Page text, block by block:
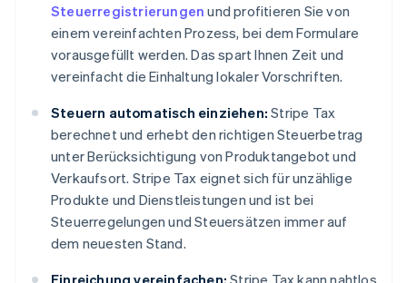
Steuerregistrierungen und profitieren Sie von
einem vereinfachten Prozess, bei dem Formulare
vorausgefüllt werden. Das spart Ihnen Zeit und
vereinfacht die Einhaltung lokaler Vorschriften.
Steuern automatisch einziehen: Stripe Tax
berechnet und erhebt den richtigen Steuerbetrag
unter Berücksichtigung von Produktangebot und
Verkaufsort. Stripe Tax eignet sich für unzählige
Produkte und Dienstleistungen und ist bei
Steuerregelungen und Steuersätzen immer auf
dem neuesten Stand.